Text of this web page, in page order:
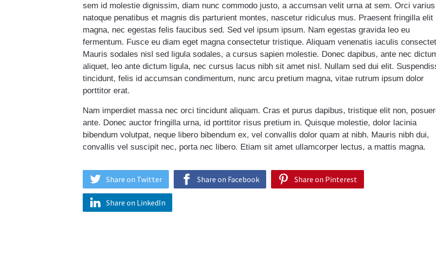
sem id molestie dignissim, diam nunc commodo justo, a accumsan velit urna at sem. Orci varius
natoque penatibus et magnis dis parturient montes, nascetur ridiculus mus. Praesent fringilla elit
magna, nec egestas felis faucibus sed. Sed vel ipsum ipsum. Nam egestas gravida leo eu
fermentum. Fusce eu diam eget magna consectetur tristique. Aliquam venenatis iaculis
Mauris sodales nisl sed ligula sodales, a cursus sapien molestie. Donec dapibus, ante nec
aliquet, leo ante dictum ligula, nec cursus lacus nibh sit amet nisl. Nullam sed dui elit.
tincidunt, felis id accumsan condimentum, nunc arcu pretium magna, vitae rutrum ipsum dolor
porttitor erat.
Nam imperdiet massa nec orci tincidunt aliquam. Cras et purus dapibus, tristique elit non,
ante. Donec auctor fringilla urna, id porttitor risus pretium in. Quisque molestie, dolor lacinia
bibendum volutpat, neque libero bibendum ex, vel convallis dolor quam at nibh. Mauris nibh dui,
convallis vel suscipit nec, porta nec libero. Etiam sit amet ullamcorper lectus, a mattis magna.
Share on Twitter Share on Facebook Share on Pinterest
Share on LinkedIn